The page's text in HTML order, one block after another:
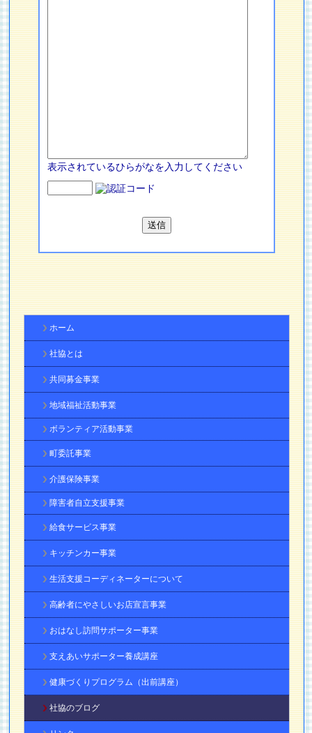
表示されているひらがなを入力してください
ホーム
社協とは
共同募金事業
地域福祉活動事業
ボランティア活動事業
町委託事業
介護保険事業
障害者自立支援事業
給食サービス事業
キッチンカー事業
生活支援コーディネーターについて
高齢者にやさしいお店宣言事業
おはなし訪問サポーター事業
支えあいサポーター養成講座
健康づくりプログラム（出前講座）
社協のブログ